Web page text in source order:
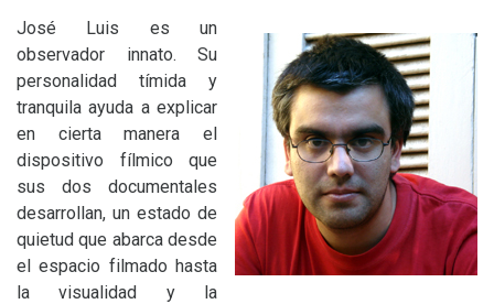
José Luis es un
observador innato. Su
personalidad tímida y
tranquila ayuda a explicar
en cierta manera el
dispositivo fílmico que
sus dos documentales
desarrollan, un estado de
quietud que abarca desde
el espacio filmado hasta
la visualidad y la